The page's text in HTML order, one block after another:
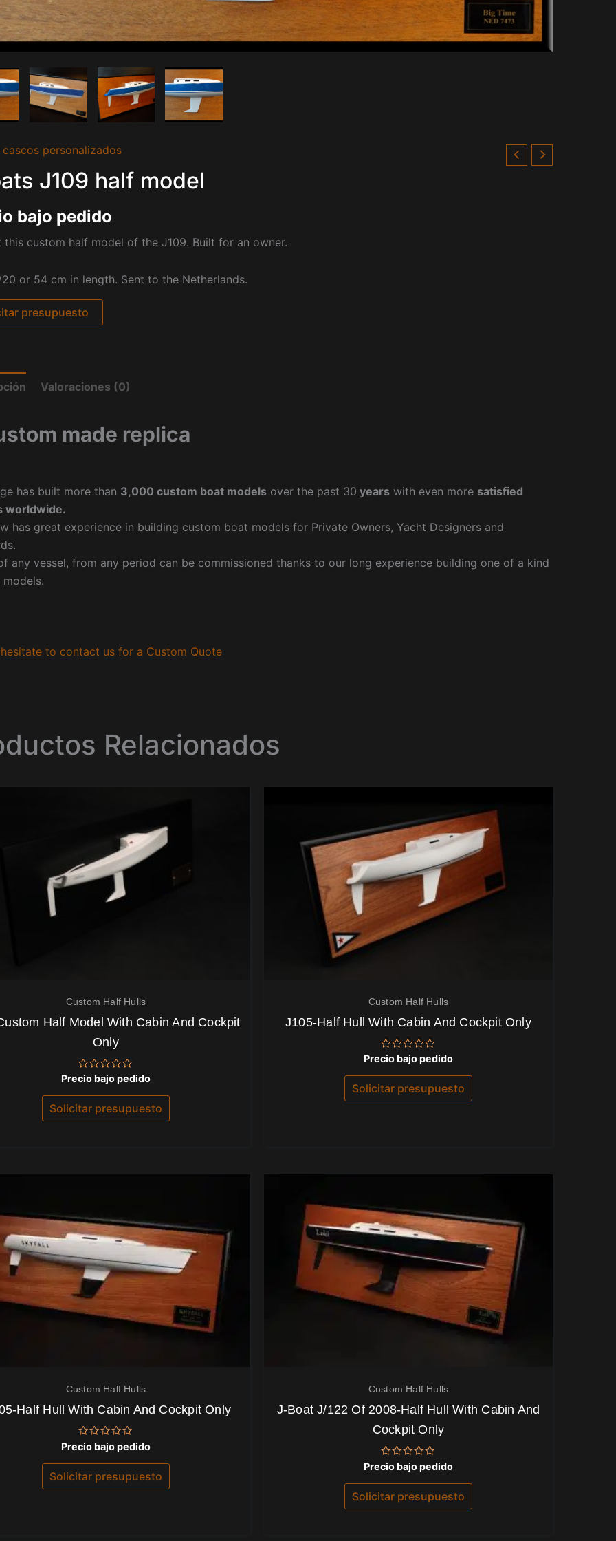
personalizados
J109 half model
bajo pedido
this custom half model of the J109. Built for an owner.
20 or 54 cm in length. Sent to the Netherlands.
presupuesto
Valoraciones (0)
made replica
has built more than 3,000 custom boat models over the past 30 years with even more satisfied
worldwide.
has great experience in building custom boat models for Private Owners, Yacht Designers and
any vessel, from any period can be commissioned thanks to our long experience building one of a kind
to contact us for a Custom Quote
Relacionados
Custom Half Hulls
Half Model With Cabin And Cockpit
Only
Valorado
con
0
de
5
Precio bajo pedido
Solicitar presupuesto
Custom Half Hulls
J105-Half Hull With Cabin And Cockpit Only
Valorado
con
0
de
5
Precio bajo pedido
Solicitar presupuesto
Custom Half Hulls
Half Hull With Cabin And Cockpit Only
Valorado
con
0
de
5
Precio bajo pedido
Solicitar presupuesto
Custom Half Hulls
J-Boat J/122 Of 2008-Half Hull With Cabin And
Cockpit Only
Valorado
con
0
de
5
Precio bajo pedido
Solicitar presupuesto